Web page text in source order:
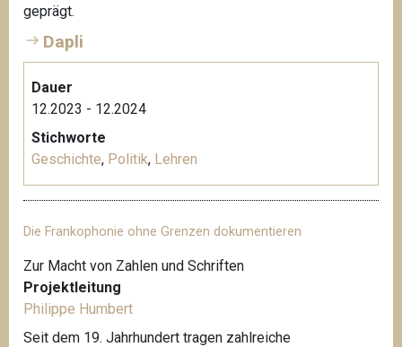
geprägt.
Dapli
Dauer
12.2023 - 12.2024
Stichworte
Geschichte, Politik, Lehren
Die Frankophonie ohne Grenzen dokumentieren
Zur Macht von Zahlen und Schriften
Projektleitung
Philippe Humbert
Seit dem 19. Jahrhundert tragen zahlreiche